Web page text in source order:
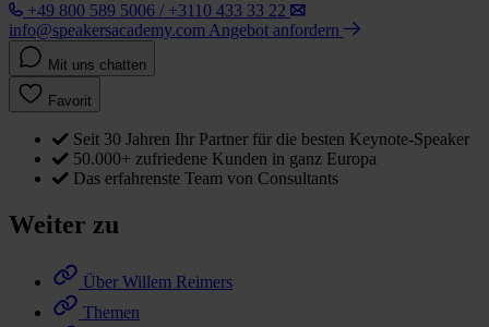
+49 800 589 5006 / +3110 433 33 22
info@speakersacademy.com Angebot anfordern
Mit uns chatten
Favorit
Seit 30 Jahren Ihr Partner für die besten Keynote-Speaker
50.000+ zufriedene Kunden in ganz Europa
Das erfahrenste Team von Consultants
Weiter zu
Über Willem Reimers
Themen